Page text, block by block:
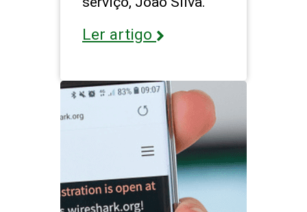
Ler artigo